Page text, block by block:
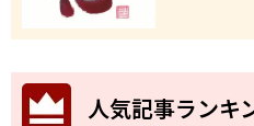
人気記事ランキ